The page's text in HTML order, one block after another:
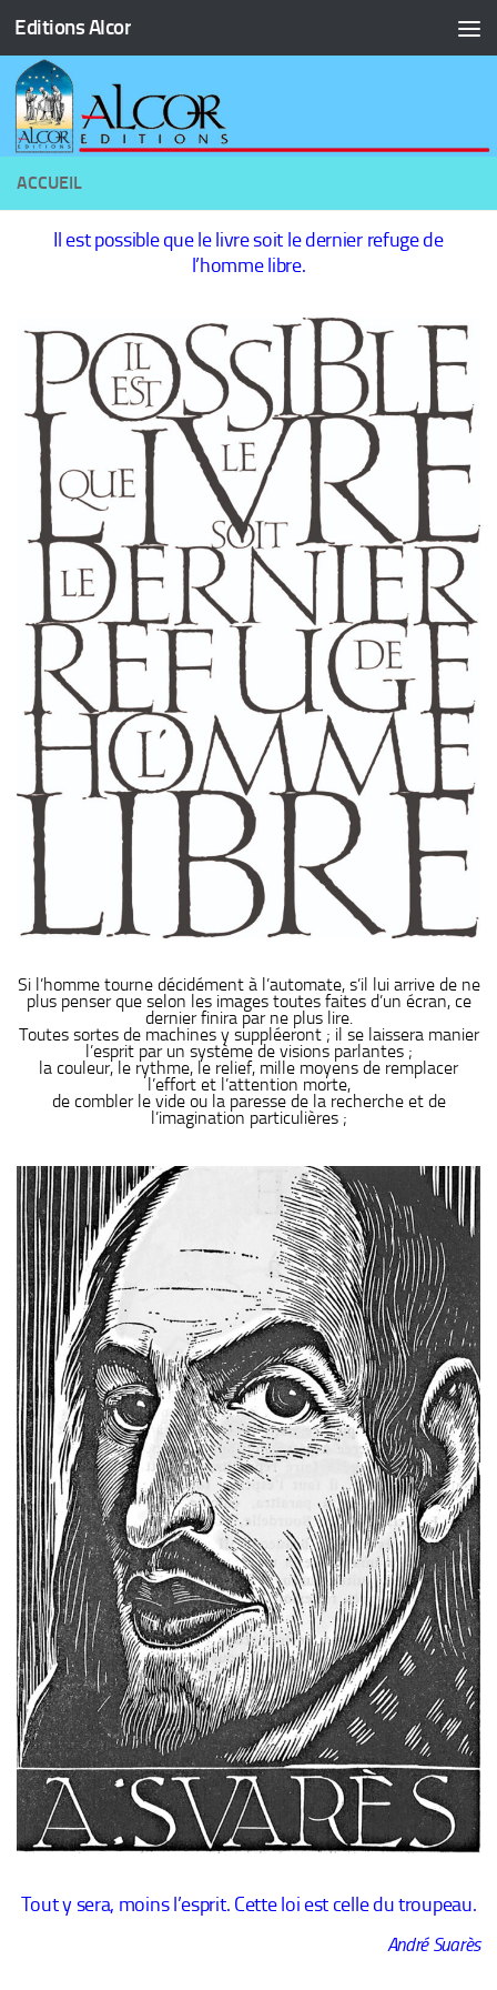
Skip to content
Editions Alcor
ACCUEIL
Il est possible que le livre soit le dernier refuge de
l’homme libre.
Si l’homme tourne décidément à l’automate, s’il lui arrive de ne
plus penser que selon les images toutes faites d’un écran, ce
dernier finira par ne plus lire.
Toutes sortes de machines y suppléeront ; il se laissera manier
l’esprit par un système de visions parlantes ;
la couleur, le rythme, le relief, mille moyens de remplacer
l’effort et l’attention morte,
de combler le vide ou la paresse de la recherche et de
l’imagination particulières ;
Tout y sera, moins l’esprit. Cette loi est celle du troupeau.
André Suarès